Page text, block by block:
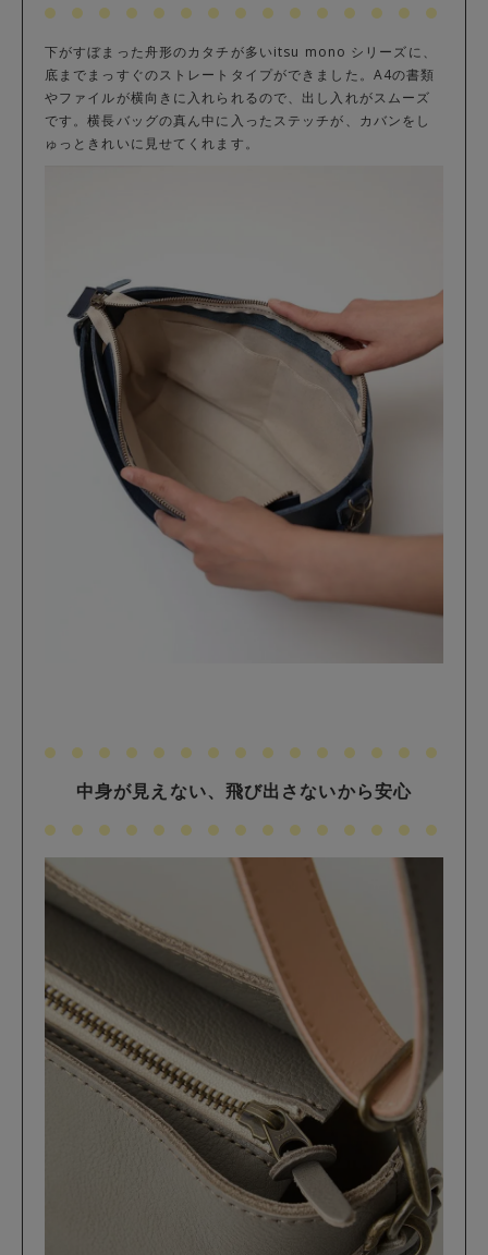
下がすぼまった舟形のカタチが多いitsu mono シリーズに、
底までまっすぐのストレートタイプができました。A4の書類
やファイルが横向きに入れられるので、出し入れがスムーズ
です。横長バッグの真ん中に入ったステッチが、カバンをし
ゅっときれいに見せてくれます。
中身が見えない、飛び出さないから安心